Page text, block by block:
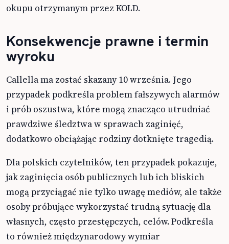
okupu otrzymanym przez KOLD.
Konsekwencje prawne i termin
wyroku
Callella ma zostać skazany 10 września. Jego
przypadek podkreśla problem fałszywych alarmów
i prób oszustwa, które mogą znacząco utrudniać
prawdziwe śledztwa w sprawach zaginięć,
dodatkowo obciążając rodziny dotknięte tragedią.
Dla polskich czytelników, ten przypadek pokazuje,
jak zaginięcia osób publicznych lub ich bliskich
mogą przyciągać nie tylko uwagę mediów, ale także
osoby próbujące wykorzystać trudną sytuację dla
własnych, często przestępczych, celów. Podkreśla
to również międzynarodowy wymiar